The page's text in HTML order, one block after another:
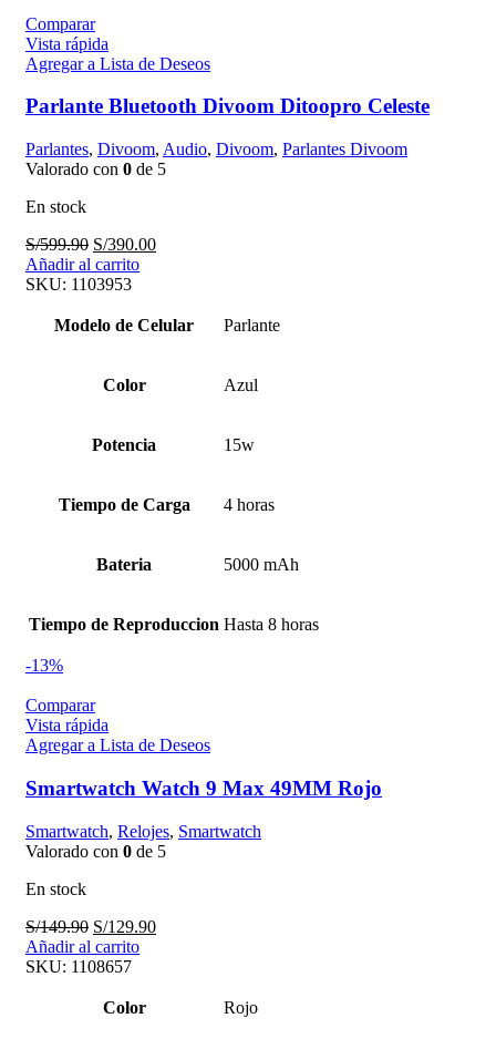
Comparar
Vista rápida
Agregar a Lista de Deseos
Parlante Bluetooth Divoom Ditoopro Celeste
Parlantes, Divoom, Audio, Divoom, Parlantes Divoom
Valorado con 0 de 5
En stock
S/599.90 El
precio
original
S/599.90.
S/390.00El
S/390.00.
Añadir al carrito
SKU: 1103953
Modelo de Celular Parlante
Color Azul
Potencia 15w
Tiempo de Carga 4 horas
Bateria 5000 mAh
Tiempo de Reproduccion Hasta 8 horas
-13%
Comparar
Vista rápida
Agregar a Lista de Deseos
Smartwatch Watch 9 Max 49MM Rojo
Smartwatch, Relojes, Smartwatch
Valorado con 0 de 5
En stock
S/149.90 El
precio
original
S/149.90.
S/129.90El
Añadir al carrito
SKU: 1108657
Color Rojo